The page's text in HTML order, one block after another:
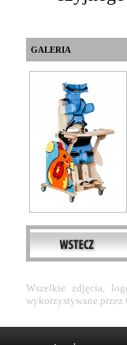
GALERIA
Wszelkie zdjęcia,
wykorzystywane